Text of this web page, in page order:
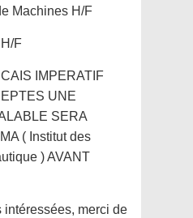
Machines H/F
F
IMPERATIF
UNE
SERA
( Institut des
)AVANT
intéressées, merci de